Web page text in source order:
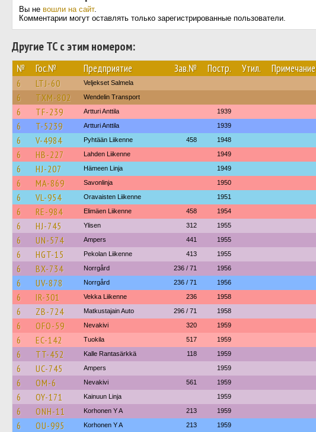
Вы не вошли на сайт.
Комментарии могут оставлять только зарегистрированные пользователи.
Другие ТС с этим номером:
№ Гос.№ Предприятие Зав.№ Постр. Утил. Примечание
6 LTJ-60 Veljekset Salmela
6 TXM-802 Wendelin Transport
6 TF-239 Artturi Anttila 1939
6 T-5239 Artturi Anttila 1939
6 V-4984 Pyhtään Liikenne 458 1948
6 HB-227 Lahden Liikenne 1949
6 HJ-207 Hämeen Linja 1949
6 MA-869 Savonlinja 1950
6 VL-954 Oravaisten Liikenne 1951
6 RE-984 Elimäen Liikenne 458 1954
6 HJ-745 Ylisen 312 1955
6 UN-574 Ampers 441 1955
6 HGT-15 Pekolan Liikenne 413 1955
6 BX-734 Norrgård 236 / 71 1956
6 UV-878 Norrgård 236 / 71 1956
6 IR-301 Vekka Liikenne 236 1958
6 ZB-724 Matkustajain Auto 296 / 71 1958
6 OFO-59 Nevakivi 320 1959
6 EC-142 Tuokila 517 1959
6 TT-452 Kalle Rantasärkkä 118 1959
6 UC-745 Ampers 1959
6 OM-6 Nevakivi 561 1959
6 OY-171 Kainuun Linja 1959
6 ONH-11 Korhonen Y A 213 1959
6 OU-995 Korhonen Y A 213 1959